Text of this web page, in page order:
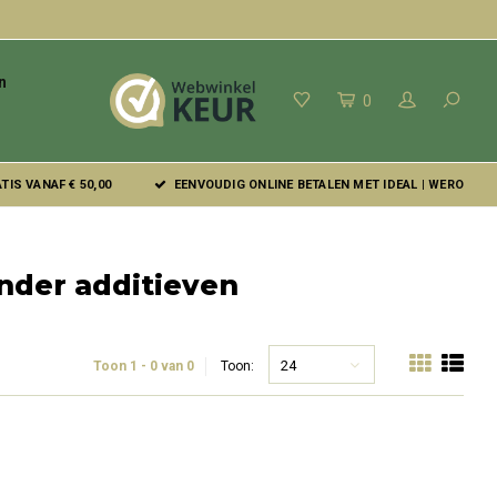
0
VANAF € 50,00 EENVOUDIG ONLINE BETALEN MET IDEAL | WERO
additieven
Toon 1 - 0 van 0 Toon: 24